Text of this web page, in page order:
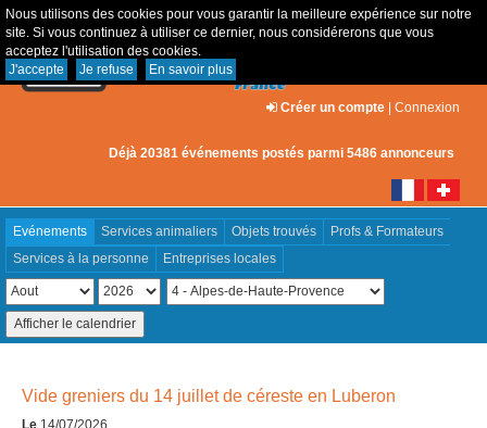
Nous utilisons des cookies pour vous garantir la meilleure expérience sur notre
site. Si vous continuez à utiliser ce dernier, nous considérerons que vous
acceptez l'utilisation des cookies.
J'accepte
Je refuse En savoir plus
Créer un compte | Connexion
Déjà 20381 événements postés parmi 5486 annonceurs
Evénements Services animaliers Objets trouvés
Profs & Formateurs
Services à la personne
Entreprises locales
Vide greniers du 14 juillet de céreste en Luberon
Le 14/07/2026